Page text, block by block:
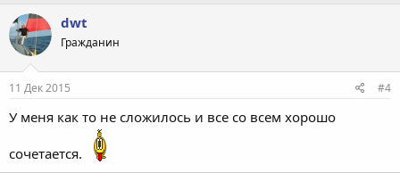
к
ц
и
и
:
dwt
Гражданин
11 Дек 2015 #4
У меня как то не сложилось и все со всем хорошо
сочетается.